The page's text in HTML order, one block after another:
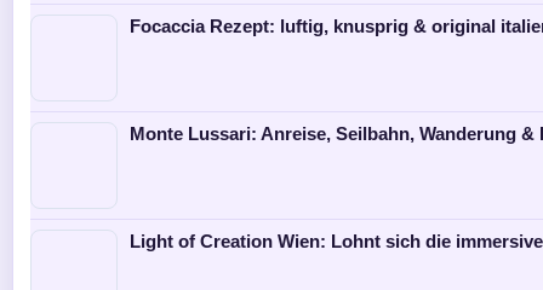
Focaccia Rezept: luftig, knusprig & original
Monte Lussari: Anreise, Seilbahn, Wanderung &
Light of Creation Wien: Lohnt sich die